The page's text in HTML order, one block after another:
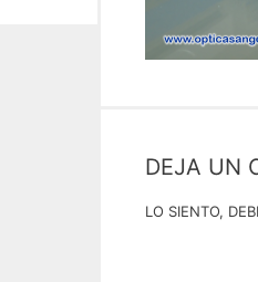
DEJA UN
LO SIENTO,